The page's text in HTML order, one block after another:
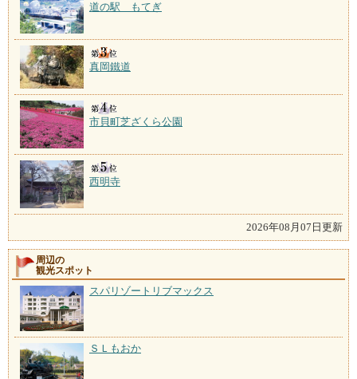
道の駅 もてぎ
真岡鐵道
市貝町芝ざくら公園
西明寺
2026年08月07日更新
周辺の
観光スポット
スパリゾートリブマックス
ＳＬもおか